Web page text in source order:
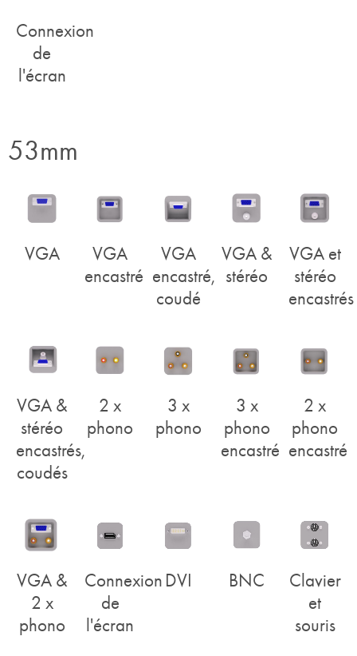
Connexion
de
l'écran
53mm
VGA
VGA
encastré
VGA
encastré,
coudé
VGA &
stéréo
VGA et
stéréo
encastrés
VGA &
stéréo
encastrés,
coudés
2 x
phono
3 x
phono
3 x
phono
encastré
2 x
phono
encastré
VGA &
2 x
phono
Connexion
de
l'écran
DVI BNC
Clavier
et
souris